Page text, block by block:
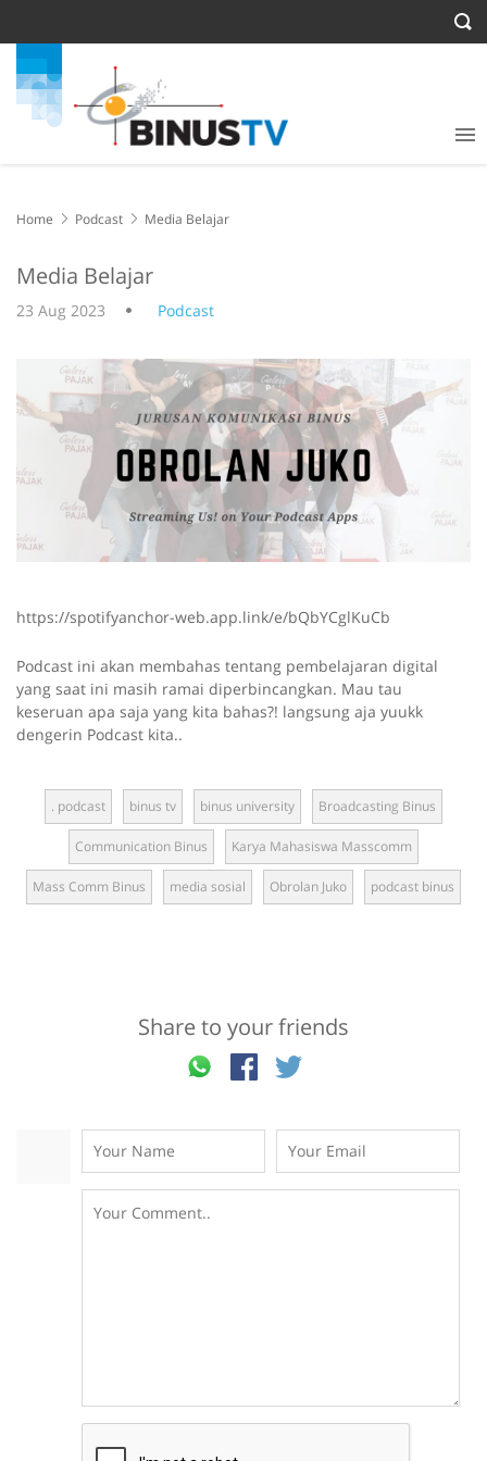
Home Podcast Media Belajar
Media Belajar
23 Aug 2023 Podcast
https://spotifyanchor-web.app.link/e/bQbYCglKuCb
Podcast ini akan membahas tentang pembelajaran digital
yang saat ini masih ramai diperbincangkan. Mau tau
keseruan apa saja yang kita bahas?! langsung aja yuukk
dengerin Podcast kita..
. podcast binus tv binus university Broadcasting Binus
Communication Binus Karya Mahasiswa Masscomm
Mass Comm Binus media sosial Obrolan Juko podcast binus
Share to your friends